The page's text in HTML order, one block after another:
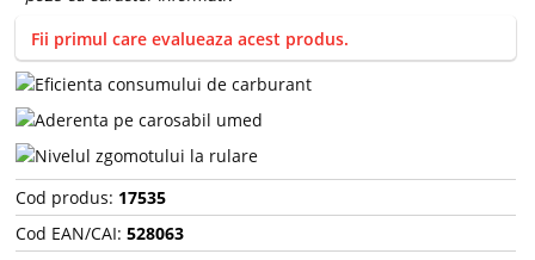
Fii primul care evalueaza acest produs.
Cod produs: 17535
Cod EAN/CAI: 528063